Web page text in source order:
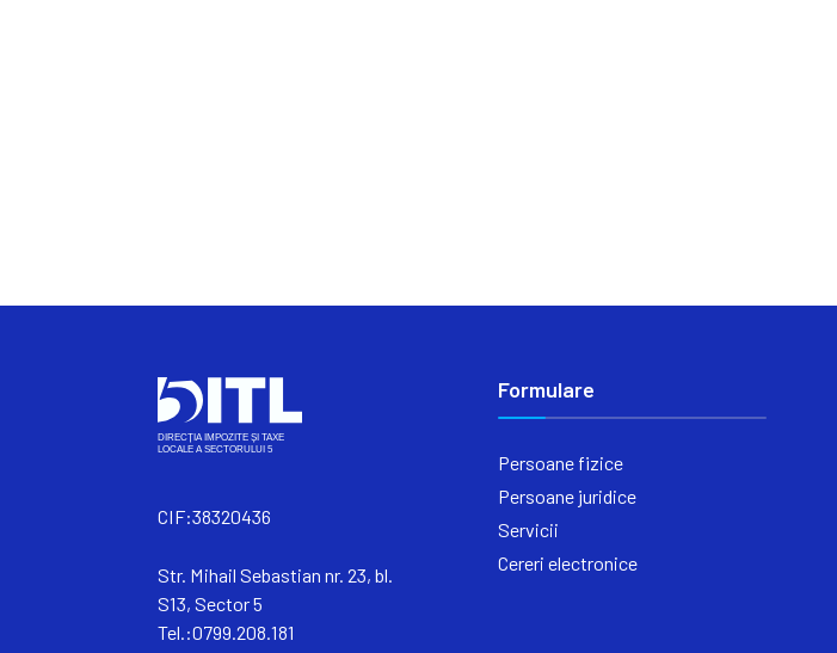
CIF:38320436
Str. Mihail Sebastian nr. 23, bl.
S13, Sector 5
Tel.:0799.208.181
Formulare
Persoane fizice
Persoane juridice
Servicii
Cereri electronice